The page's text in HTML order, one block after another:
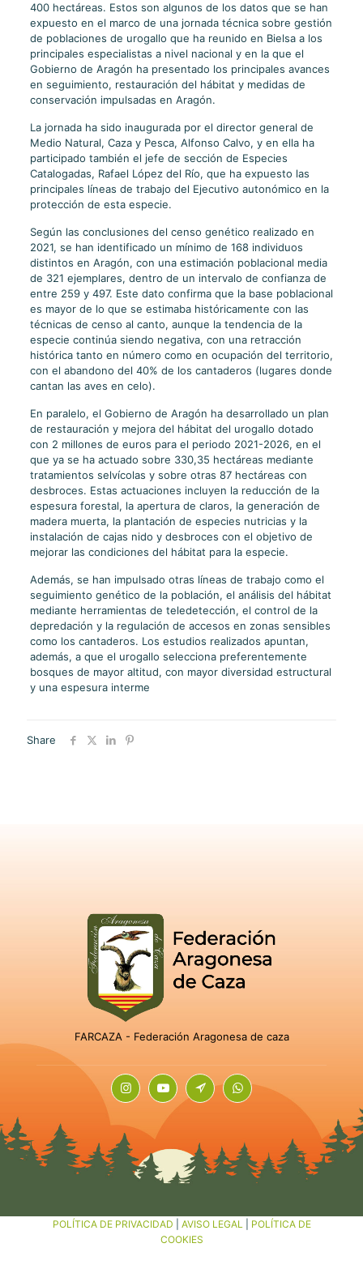
400 hectáreas. Estos son algunos de los datos que se han
expuesto en el marco de una jornada técnica sobre gestión
de poblaciones de urogallo que ha reunido en Bielsa a los
principales especialistas a nivel nacional y en la que el
Gobierno de Aragón ha presentado los principales avances
en seguimiento, restauración del hábitat y medidas de
conservación impulsadas en Aragón.
La jornada ha sido inaugurada por el director general de
Medio Natural, Caza y Pesca, Alfonso Calvo, y en ella ha
participado también el jefe de sección de Especies
Catalogadas, Rafael López del Río, que ha expuesto las
principales líneas de trabajo del Ejecutivo autonómico en la
protección de esta especie.
Según las conclusiones del censo genético realizado en
2021, se han identificado un mínimo de 168 individuos
distintos en Aragón, con una estimación poblacional media
de 321 ejemplares, dentro de un intervalo de confianza de
entre 259 y 497. Este dato confirma que la base poblacional
es mayor de lo que se estimaba históricamente con las
técnicas de censo al canto, aunque la tendencia de la
especie continúa siendo negativa, con una retracción
histórica tanto en número como en ocupación del territorio,
con el abandono del 40% de los cantaderos (lugares donde
cantan las aves en celo).
En paralelo, el Gobierno de Aragón ha desarrollado un plan
de restauración y mejora del hábitat del urogallo dotado
con 2 millones de euros para el periodo 2021-2026, en el
que ya se ha actuado sobre 330,35 hectáreas mediante
tratamientos selvícolas y sobre otras 87 hectáreas con
desbroces. Estas actuaciones incluyen la reducción de la
espesura forestal, la apertura de claros, la generación de
madera muerta, la plantación de especies nutricias y la
instalación de cajas nido y desbroces con el objetivo de
mejorar las condiciones del hábitat para la especie.
Además, se han impulsado otras líneas de trabajo como el
seguimiento genético de la población, el análisis del hábitat
mediante herramientas de teledetección, el control de la
depredación y la regulación de accesos en zonas sensibles
como los cantaderos. Los estudios realizados apuntan,
además, a que el urogallo selecciona preferentemente
bosques de mayor altitud, con mayor diversidad estructural
y una espesura interme
Share
FARCAZA - Federación Aragonesa de caza
POLÍTICA DE PRIVACIDAD AVISO LEGAL
POLÍTICA DE
COOKIES